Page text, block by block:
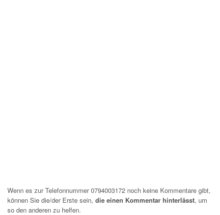
Wenn es zur Telefonnummer 0794003172 noch keine Kommentare gibt,
können Sie die/der Erste sein, die einen Kommentar hinterlässt, um
so den anderen zu helfen.